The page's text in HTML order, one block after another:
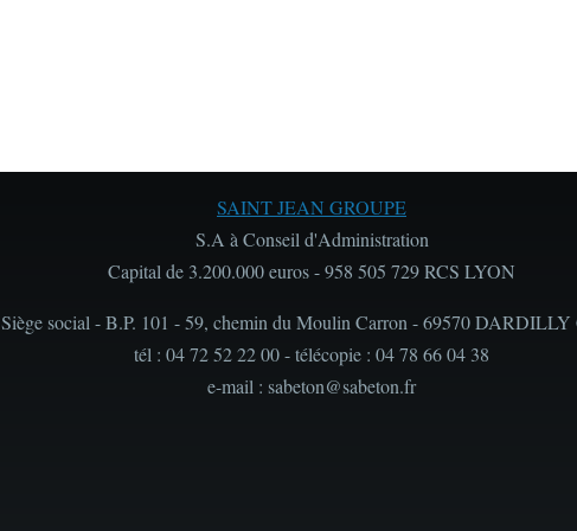
SAINT JEAN GROUPE
S.A à Conseil d'Administration
Capital de 3.200.000 euros - 958 505 729 RCS LYON
Siège social - B.P. 101 - 59, chemin du Moulin Carron - 69570 DARDILLY
tél : 04 72 52 22 00 - télécopie : 04 78 66 04 38
e-mail : sabeton@sabeton.fr